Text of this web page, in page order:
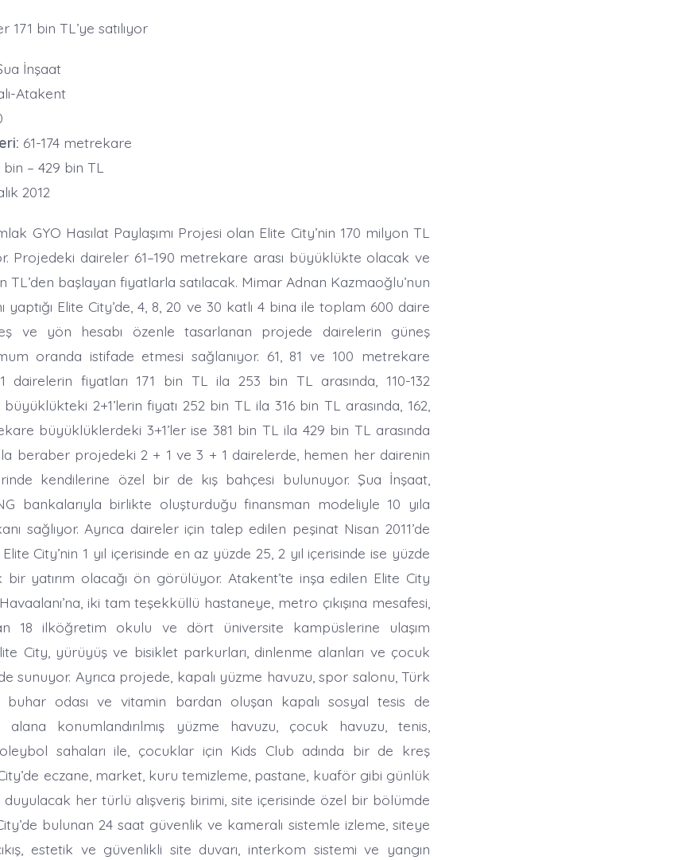
171 bin TL’ye satılıyor
İnşaat
Atakent
61-174 metrekare
bin – 429 bin TL
2012
GYO Hasılat Paylaşımı Projesi olan Elite City’nin 170 milyon TL
Projedeki daireler 61–190 metrekare arası büyüklükte olacak ve
TL’den başlayan fiyatlarla satılacak. Mimar Adnan Kazmaoğlu’nun
yaptığı Elite City’de, 4, 8, 20 ve 30 katlı 4 bina ile toplam 600 daire
ve yön hesabı özenle tasarlanan projede dairelerin güneş
oranda istifade etmesi sağlanıyor. 61, 81 ve 100 metrekare
dairelerin fiyatları 171 bin TL ila 253 bin TL arasında, 110-132
2+1’lerin fiyatı 252 bin TL ila 316 bin TL arasında, 162,
büyüklüklerdeki 3+1’ler ise 381 bin TL ila 429 bin TL arasında
beraber projedeki 2 + 1 ve 3 + 1 dairelerde, hemen her dairenin
kendilerine özel bir de kış bahçesi bulunuyor. Şua İnşaat,
bankalarıyla birlikte oluşturduğu finansman modeliyle 10 yıla
sağlıyor. Ayrıca daireler için talep edilen peşinat Nisan 2011’de
City’nin 1 yıl içerisinde en az yüzde 25, 2 yıl içerisinde ise yüzde
bir yatırım olacağı ön görülüyor. Atakent’te inşa edilen Elite City
iki tam teşekküllü hastaneye, metro çıkışına mesafesi,
18 ilköğretim okulu ve dört üniversite kampüslerine ulaşım
City, yürüyüş ve bisiklet parkurları, dinlenme alanları ve çocuk
sunuyor. Ayrıca projede, kapalı yüzme havuzu, spor salonu, Türk
buhar odası ve vitamin bardan oluşan kapalı sosyal tesis de
alana konumlandırılmış yüzme havuzu, çocuk havuzu, tenis,
sahaları ile, çocuklar için Kids Club adında bir de kreş
eczane, market, kuru temizleme, pastane, kuaför gibi günlük
her türlü alışveriş birimi, site içerisinde özel bir bölümde
bulunan 24 saat güvenlik ve kameralı sistemle izleme, siteye
estetik ve güvenlikli site duvarı, interkom sistemi ve yangın